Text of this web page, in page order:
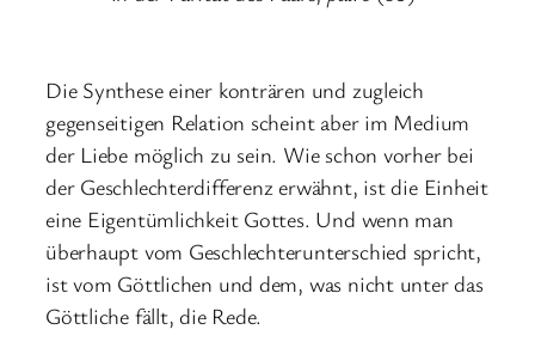
Die Synthese einer konträren und zugleich
gegenseitigen Relation scheint aber im Medium
der Liebe möglich zu sein. Wie schon vorher bei
der Geschlechterdifferenz erwähnt, ist die Einheit
eine Eigentümlichkeit Gottes. Und wenn man
überhaupt vom Geschlechterunterschied spricht,
ist vom Göttlichen und dem, was nicht unter das
Göttliche fällt, die Rede.